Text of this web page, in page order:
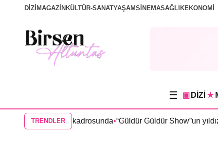
DİZİ MAGAZİN KÜLTÜR-SANATYAŞAMSİNEMASAĞLIKEKONOMİ
☰ ▣ DİZİ ★
TRENDLER
dizisi kadrosunda•“Güldür Güldür Show”un yıldızları